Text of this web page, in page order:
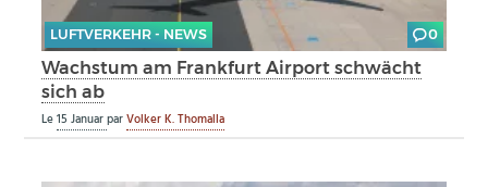
LUFTVERKEHR - NEWS 0
Wachstum am Frankfurt Airport schwächt
sich ab
Le15 JanuarparVolker K. Thomalla